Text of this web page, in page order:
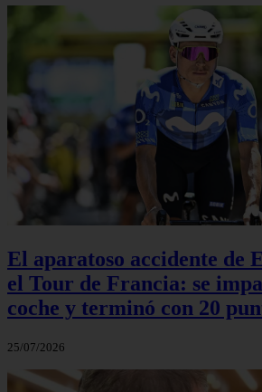
El aparatoso accidente de
el Tour de Francia: se
coche y terminó con 20
25/07/2026